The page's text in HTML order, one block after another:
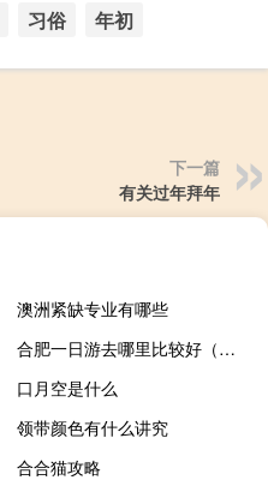
习俗 年初
下一篇
有关过年拜年
澳洲紧缺专业有哪些
合肥一日游去哪里比较好（合肥一日游）
口月空是什么
领带颜色有什么讲究
合合猫攻略